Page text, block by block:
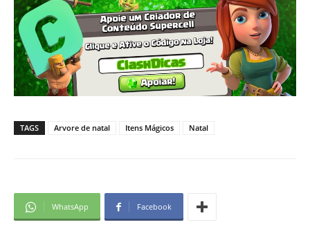
TAGS Arvore de natal Itens Mágicos Natal
WhatsApp Facebook